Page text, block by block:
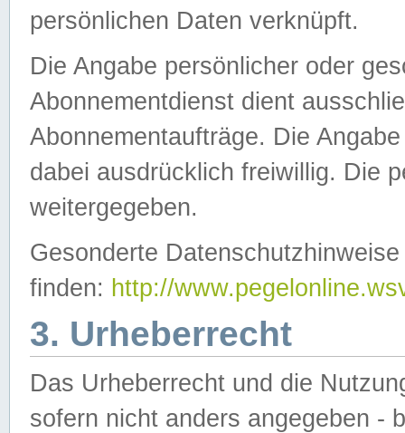
persönlichen Daten verknüpft.
Die Angabe persönlicher oder
Abonnementdienst dient
Abonnementaufträge. Die
dabei ausdrücklich freiwillig. Die
weitergegeben.
Gesonderte
finden: http://
3. Urheberrecht
Das Urheberrecht und die
sofern nicht anders angegeben -